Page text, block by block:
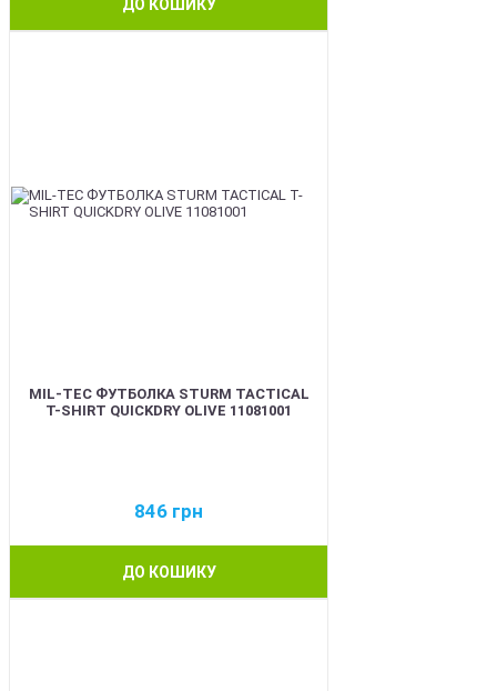
ДО КОШИКУ
MIL-TEC ФУТБОЛКА STURM TACTICAL
T-SHIRT QUICKDRY OLIVE 11081001
846 грн
ДО КОШИКУ